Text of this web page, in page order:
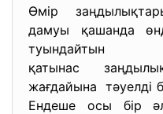
Өмір
дамуы қашанда
қатынас
жағдайына тәуелді
Ендеше осы бір